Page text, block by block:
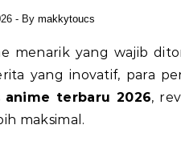
- By makkytoucs
yang inovatif, para
anime terbaru 2026,
maksimal.